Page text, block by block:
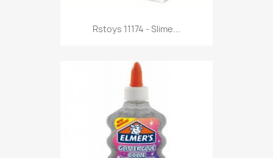
Anteprima
Rstoys 11174 - Slime...